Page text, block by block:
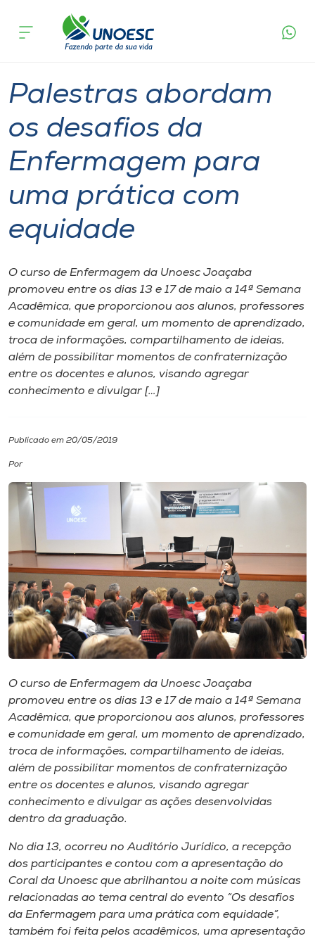
Cursos
Atendimento ao Estudante
Portal de Ensino
Internacionalização
I.nova
Diplomados
Biblioteca
Editora
Rádio
Museu
Unoesc
Store
Selecione
acontece
Palestras abordam
os desafios da
Enfermagem para
uma prática com
equidade
O curso de Enfermagem da Unoesc Joaçaba
promoveu entre os dias 13 e 17 de maio a 14ª Semana
Acadêmica, que proporcionou aos alunos, professores
e comunidade em geral, um momento de aprendizado,
troca de informações, compartilhamento de ideias,
além de possibilitar momentos de confraternização
entre os docentes e alunos, visando agregar
conhecimento e divulgar […]
Publicado em 20/05/2019
Por
O curso de Enfermagem da Unoesc Joaçaba
promoveu entre os dias 13 e 17 de maio a 14ª Semana
Acadêmica, que proporcionou aos alunos, professores
e comunidade em geral, um momento de aprendizado,
troca de informações, compartilhamento de ideias,
além de possibilitar momentos de confraternização
entre os docentes e alunos, visando agregar
conhecimento e divulgar as ações desenvolvidas
dentro da graduação.
No dia 13, ocorreu no Auditório Jurídico, a recepção
dos participantes e contou com a apresentação do
Coral da Unoesc que abrilhantou a noite com músicas
relacionadas ao tema central do evento “Os desafios
da Enfermagem para uma prática com equidade”,
também foi feita pelos acadêmicos, uma apresentação